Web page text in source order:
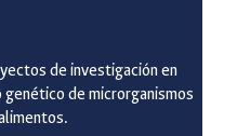
de investigación en
de microrganismos